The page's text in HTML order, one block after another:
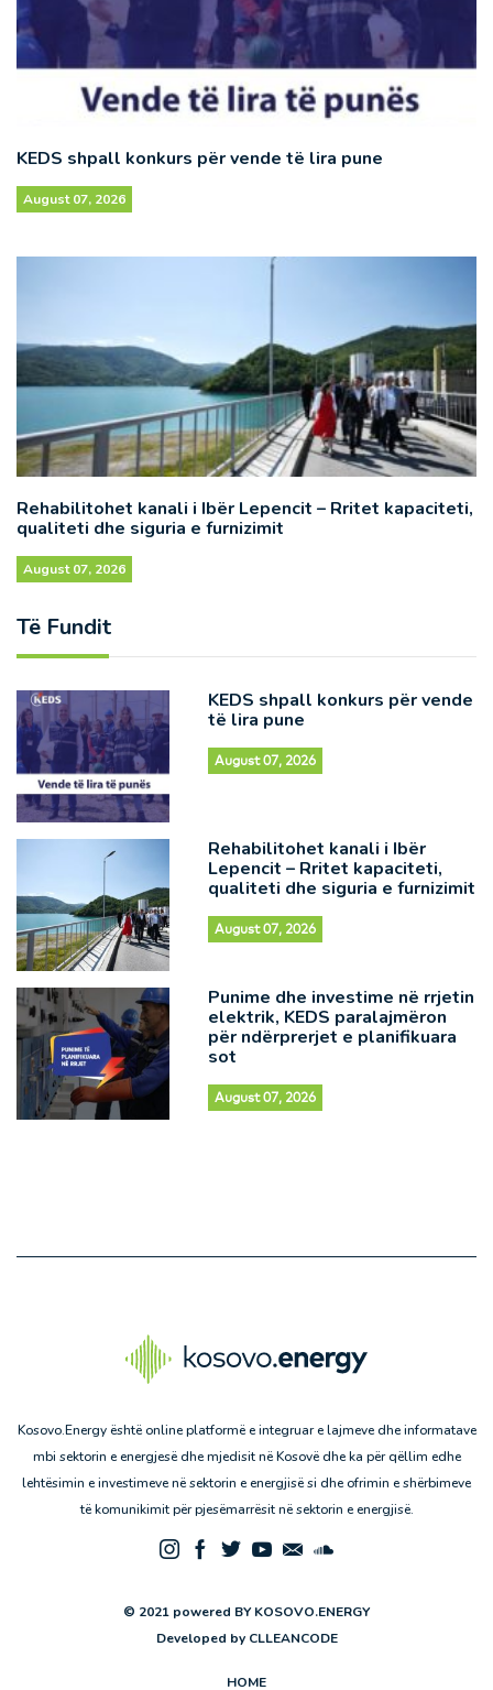
KEDS shpall konkurs për vende të lira pune
August 07, 2026
Rehabilitohet kanali i Ibër Lepencit – Rritet kapaciteti,
qualiteti dhe siguria e furnizimit
August 07, 2026
Të Fundit
KEDS shpall konkurs për vende
të lira pune
August 07, 2026
Rehabilitohet kanali i Ibër
Lepencit – Rritet kapaciteti,
qualiteti dhe siguria e furnizimit
August 07, 2026
Punime dhe investime në rrjetin
elektrik, KEDS paralajmëron
për ndërprerjet e planifikuara
sot
August 07, 2026
Kosovo.Energy është online platformë e integruar e lajmeve dhe informatave
mbi sektorin e energjesë dhe mjedisit në Kosovë dhe ka për qëllim edhe
lehtësimin e investimeve në sektorin e energjisë si dhe ofrimin e shërbimeve
të komunikimit për pjesëmarrësit në sektorin e energjisë.
© 2021 powered BY KOSOVO.ENERGY
Developed by CLLEANCODE
HOME